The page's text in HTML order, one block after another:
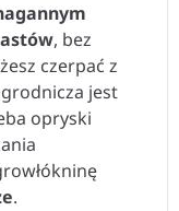
, bez
czerpać z
jest
opryski
.